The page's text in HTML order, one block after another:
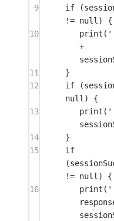
9
if
!= null ) {
10
print (
+
11
}
12
if
null ) {
13
print (
14
}
15
if
!= null ) {
16
print (